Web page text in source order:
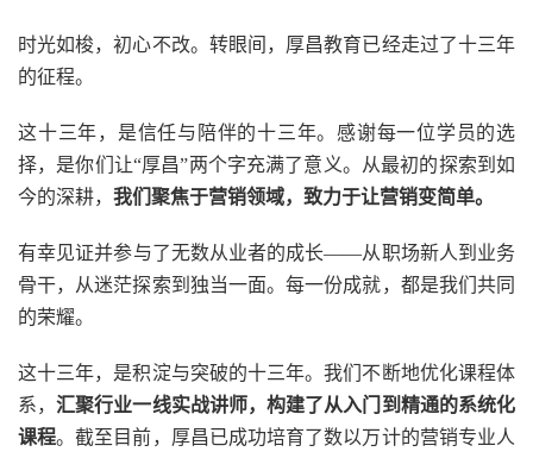
时光如梭，初心不改。转眼间，厚昌教育已经走过了十三年
的征程。
这十三年，是信任与陪伴的十三年。感谢每一位学员的选
择，是你们让“厚昌”两个字充满了意义。从最初的探索到如
今的深耕， 我们聚焦于营销领域，致力于让营销变简单。
有幸见证并参与了无数从业者的成长——从职场新人到业务
骨干，从迷茫探索到独当一面。每一份成就，都是我们共同
的荣耀。
这十三年，是积淀与突破的十三年。我们不断地优化课程体
系，汇聚行业一线实战讲师，构建了从入门到精通的系统化
课程。截至目前，厚昌已成功培育了数以万计的营销专业人